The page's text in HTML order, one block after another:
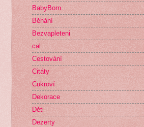
BabyBorn
Běhání
Bezvapleteni
cal
Cestování
Citáty
Cukroví
Dekorace
Děti
Dezerty